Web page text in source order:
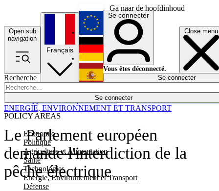
Ga naar de hoofdinhoud
Open sub
navigation
Close menu
Recherche
Se connecter
POLICY AREAS
Economie
Politique
Agriculture et Alimentation
Santé
Technologies
Energie, Environnement et Transport
Défense
Économie
Français
English
Deutsch
Español
Se connecter
Vous êtes déconnecté.
Se connecter
Le Parlement européen
demande l'interdiction de la
pêche électrique
ENERGIE, ENVIRONNEMENT ET TRANSPORT